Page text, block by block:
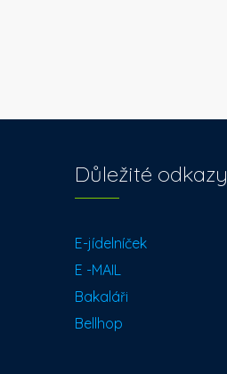
Důležité odkazy
E-jídelníček
E -MAIL
Bakaláři
Bellhop